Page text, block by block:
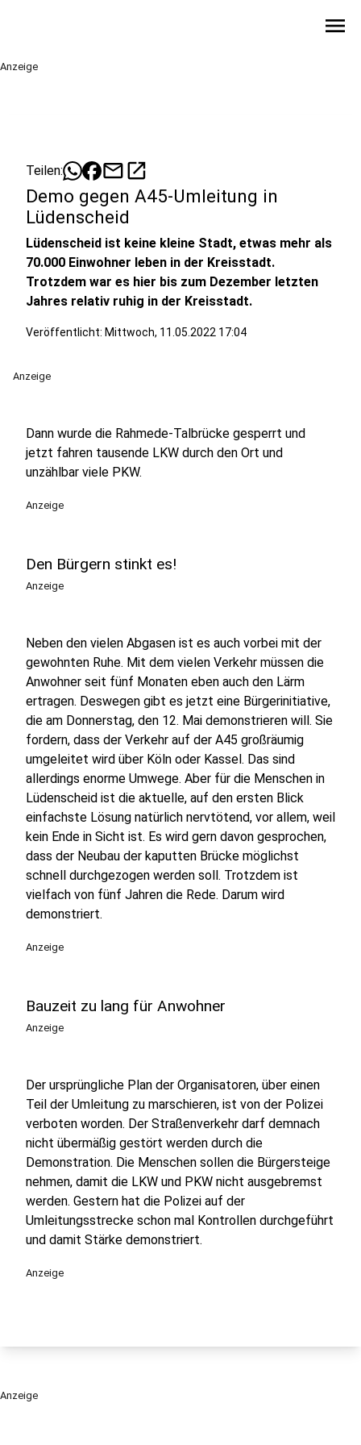
menu
Anzeige
Teilen: mailopen_in_new
Demo gegen A45-Umleitung in
Lüdenscheid
Lüdenscheid ist keine kleine Stadt, etwas mehr als
70.000 Einwohner leben in der Kreisstadt.
Trotzdem war es hier bis zum Dezember letzten
Jahres relativ ruhig in der Kreisstadt.
Veröffentlicht: Mittwoch, 11.05.2022 17:04
Anzeige
Dann wurde die Rahmede-Talbrücke gesperrt und
jetzt fahren tausende LKW durch den Ort und
unzählbar viele PKW.
Anzeige
Den Bürgern stinkt es!
Anzeige
Neben den vielen Abgasen ist es auch vorbei mit der
gewohnten Ruhe. Mit dem vielen Verkehr müssen die
Anwohner seit fünf Monaten eben auch den Lärm
ertragen. Deswegen gibt es jetzt eine Bürgerinitiative,
die am Donnerstag, den 12. Mai demonstrieren will. Sie
fordern, dass der Verkehr auf der A45 großräumig
umgeleitet wird über Köln oder Kassel. Das sind
allerdings enorme Umwege. Aber für die Menschen in
Lüdenscheid ist die aktuelle, auf den ersten Blick
einfachste Lösung natürlich nervtötend, vor allem, weil
kein Ende in Sicht ist. Es wird gern davon gesprochen,
dass der Neubau der kaputten Brücke möglichst
schnell durchgezogen werden soll. Trotzdem ist
vielfach von fünf Jahren die Rede. Darum wird
demonstriert.
Anzeige
Bauzeit zu lang für Anwohner
Anzeige
Der ursprüngliche Plan der Organisatoren, über einen
Teil der Umleitung zu marschieren, ist von der Polizei
verboten worden. Der Straßenverkehr darf demnach
nicht übermäßig gestört werden durch die
Demonstration. Die Menschen sollen die Bürgersteige
nehmen, damit die LKW und PKW nicht ausgebremst
werden. Gestern hat die Polizei auf der
Umleitungsstrecke schon mal Kontrollen durchgeführt
und damit Stärke demonstriert.
Anzeige
Anzeige